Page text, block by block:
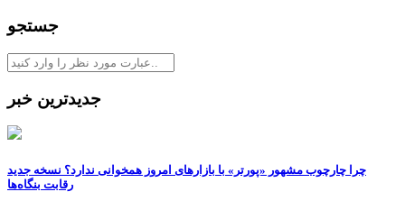
جستجو
جدیدترین خبر
چرا چارچوب مشهور «پورتر» با بازارهای امروز همخوانی ندارد؟ نسخه جدید
رقابت‌ بنگاه‌ها